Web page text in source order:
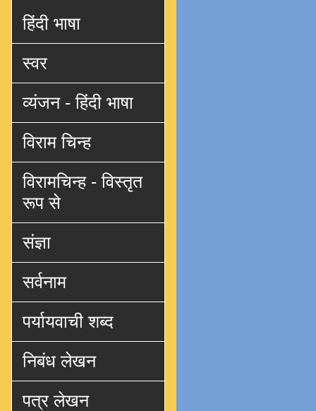
हिंदी भाषा
स्वर
व्यंजन - हिंदी भाषा
विराम चिन्ह
विरामचिन्ह - विस्तृत
रूप से
संज्ञा
सर्वनाम
पर्यायवाची शब्द
निबंध लेखन
पत्र लेखन